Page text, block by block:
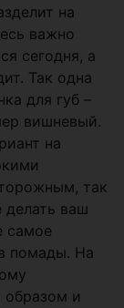
на
важно
сегодня, а
Так одна
для губ –
вишневый.
на
так
делать ваш
самое
помады. На
и